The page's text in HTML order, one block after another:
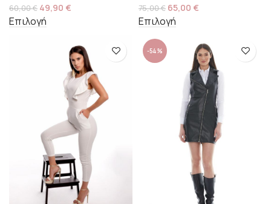
60,00€ 49,90 €
Επιλογή
75,00€ 65,00 €
Επιλογή
-54%